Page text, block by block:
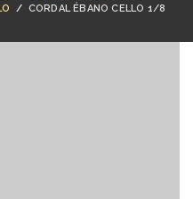
/ CORDAL ÉBANO CELLO 1/8